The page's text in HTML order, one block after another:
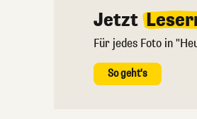
Jetzt
Für jedes Foto in
So geht's